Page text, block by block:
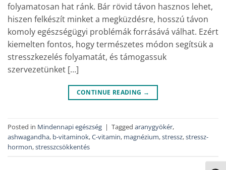
folyamatosan hat ránk. Bár rövid távon hasznos lehet,
hiszen felkészít minket a megküzdésre, hosszú távon
komoly egészségügyi problémák forrásává válhat. Ezért
kiemelten fontos, hogy természetes módon segítsük a
stresszkezelés folyamatát, és támogassuk
szervezetünket […]
CONTINUE READING →
Posted in Mindennapi egészség | Tagged aranygyökér,
ashwagandha, b-vitaminok,C-vitamin, magnézium,stressz,stressz-
hormon,stresszcsökkentés